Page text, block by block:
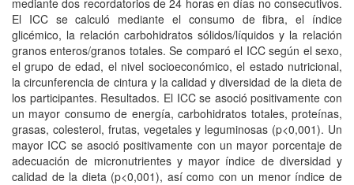
mediante dos recordatorios de 24 horas en días no consecutivos.
El ICC se calculó mediante el consumo de fibra, el índice
glicémico, la relación carbohidratos sólidos/líquidos y la relación
granos enteros/granos totales. Se comparó el ICC según el sexo,
el grupo de edad, el nivel socioeconómico, el estado nutricional,
la circunferencia de cintura y la calidad y diversidad de la dieta de
los participantes. Resultados. El ICC se asoció positivamente con
un mayor consumo de energía, carbohidratos totales, proteínas,
grasas, colesterol, frutas, vegetales y leguminosas (p<0,001). Un
mayor ICC se asoció positivamente con un mayor porcentaje de
adecuación de micronutrientes y mayor índice de diversidad y
calidad de la dieta (p<0,001), así como con un menor índice de